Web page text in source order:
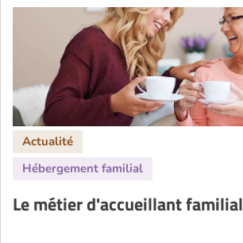
Le métier d'accueillant familial